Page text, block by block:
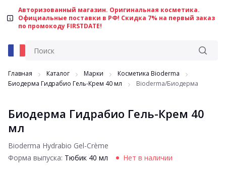
Авторизованный магазин. Оригинальная косметика.
Официальные поставки в РФ! Скидка 7% на первый заказ
по промокоду FIRSTDATE!
Главная Каталог Марки
Косметика Bioderma
Биодерма Гидрабио Гель-Крем 40 мл
Bioderma/Биодерма
Биодерма Гидрабио Гель-Крем 40
мл
Bioderma Hydrabio Gel-Crème
Форма выпуска: Тюбик 40 мл Нет в наличии